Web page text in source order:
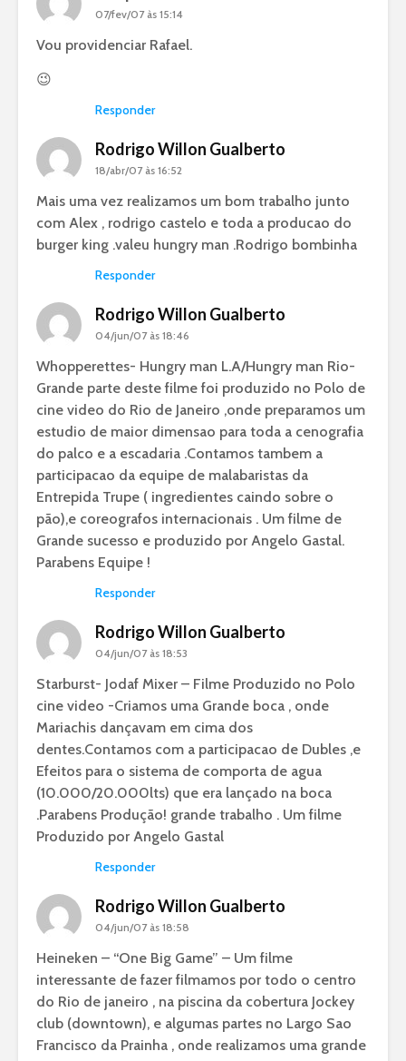
07/fev/07 às 15:14
Vou providenciar Rafael.
😉
Responder
Rodrigo Willon Gualberto
18/abr/07 às 16:52
Mais uma vez realizamos um bom trabalho junto
com Alex , rodrigo castelo e toda a producao do
burger king .valeu hungry man .Rodrigo bombinha
Responder
Rodrigo Willon Gualberto
04/jun/07 às 18:46
Whopperettes- Hungry man L.A/Hungry man Rio-
Grande parte deste filme foi produzido no Polo de
cine video do Rio de Janeiro ,onde preparamos um
estudio de maior dimensao para toda a cenografia
do palco e a escadaria .Contamos tambem a
participacao da equipe de malabaristas da
Entrepida Trupe ( ingredientes caindo sobre o
pão),e coreografos internacionais . Um filme de
Grande sucesso e produzido por Angelo Gastal.
Parabens Equipe !
Responder
Rodrigo Willon Gualberto
04/jun/07 às 18:53
Starburst- Jodaf Mixer – Filme Produzido no Polo
cine video -Criamos uma Grande boca , onde
Mariachis dançavam em cima dos
dentes.Contamos com a participacao de Dubles ,e
Efeitos para o sistema de comporta de agua
(10.000/20.000lts) que era lançado na boca
.Parabens Produção! grande trabalho . Um filme
Produzido por Angelo Gastal
Responder
Rodrigo Willon Gualberto
04/jun/07 às 18:58
Heineken – “One Big Game” – Um filme
interessante de fazer filmamos por todo o centro
do Rio de janeiro , na piscina da cobertura Jockey
club (downtown), e algumas partes no Largo Sao
Francisco da Prainha , onde realizamos uma grande